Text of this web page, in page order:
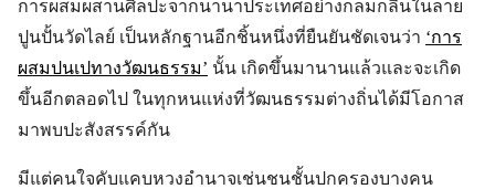
การผสมผสานศิลปะจากนานาประเทศอย่างกลมกลืนในลาย
ปูนปั้นวัดไลย์ เป็นหลักฐานอีกชิ้นหนึ่งที่ยืนยันชัดเจนว่า ‘การ
ผสมปนเปทางวัฒนธรรม’ นั้น เกิดขึ้นมานานแล้วและจะเกิด
ขึ้นอีกตลอดไป ในทุกหนแห่งที่วัฒนธรรมต่างถิ่นได้มีโอกาส
มาพบปะสังสรรค์กัน
มีแต่คนใจคับแคบหวงอำนาจเช่นชนชั้นปกครองบางคน